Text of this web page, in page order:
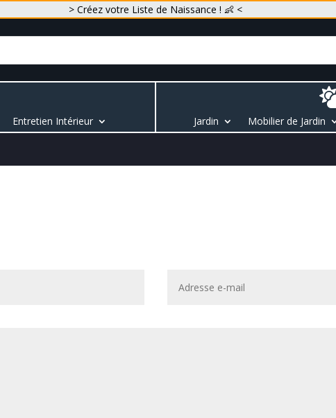
> Créez votre Liste de Naissance ! 👶 <
Entretien Intérieur Jardin Mobilier de Jardin